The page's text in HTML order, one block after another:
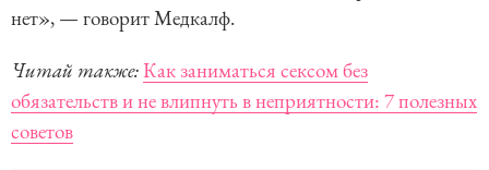
нет», — говорит Медкалф.
Читай также:Как заниматься сексом без
обязательств и не влипнуть в неприятности: 7 полезных
советов